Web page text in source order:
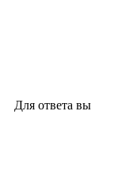
Для ответа вы